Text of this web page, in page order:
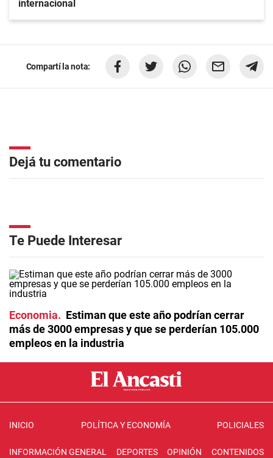
internacional
Compartí la nota:
Dejá tu comentario
Te Puede Interesar
Economia
Estiman que este año podrían cerrar
más de 3000 empresas y que se perderían 105.000
empleos en la industria
INICIO POLÍTICA Y ECONOMÍA POLICIALES
INFORMACIÓN GENERAL DEPORTES OPINIÓN CONTENIDOS